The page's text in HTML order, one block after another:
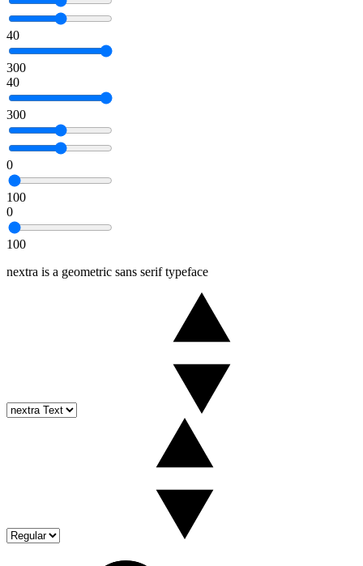
40
300
40
300
0
100
0
100
nextra is a geometric sans serif typeface